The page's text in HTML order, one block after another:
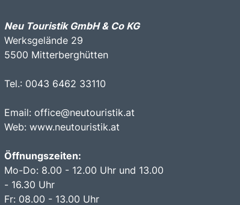
Neu Touristik GmbH & Co KG
Werksgelände 29
5500 Mitterberghütten
Tel.: 0043 6462 33110
Email: office@neutouristik.at
Web: www.neutouristik.at
Öffnungszeiten:
Mo-Do: 8.00 - 12.00 Uhr und 13.00
- 16.30 Uhr
Fr: 08.00 - 13.00 Uhr